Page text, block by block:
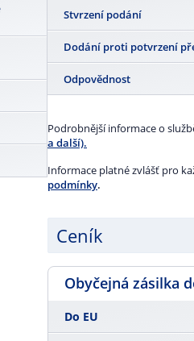
Stvrzení podání
Ne
Dodání proti potvrzení
Ne
Odpovědnost
obsahu zásilky pošta
Podrobnější informace o
a další).
Informace platné zvlášť pro
podmínky.
Ceník
Obyčejná zásilka
Do EU